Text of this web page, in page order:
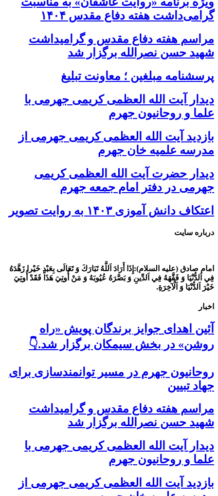
گرامی‌داشت هفته دفاع مقدس ۱۴۰۴
مراسم هفته دفاع مقدس و گرامیداشت
شهید حسن نصرالله برگزار شد
پرسشنامه مبلغین ؛ معاونت تبلیغ
دیدار آیت الله العظمی کریمی جهرمی با
علما و روحانیون جهرم
بازدید آیت الله العظمی کریمی جهرمی از
مدرسه علمیه خان جهرم
دیدار حضرت آیت الله العظمی کریمی
جهرمی در دفتر امام جمعه جهرم
اعتکاف دانش آموزی ۱۴۰۳ به روایت تصویر
درباره سایت
امام صادق (علیه السلام): إِذَا أَرَادَ اَللَّهُ تَبَارَكَ وَ تَعَالَى بِعَبْدٍ خَيْرا زَهَّدَهُ
فِي اَلدُّنْيَا وَ فَقَّهَهُ فِي اَلدِّينِ وَ بَصَّرَهُ عُيُوبَهُ وَ مَنْ أُوتِيَ هَذَا فَقَدْ أُوتِيَ
خَيْرَ اَلدُّنْيَا وَ اَلْآخِرَةِ.
اخبار
آئین اهدای جوایز برندگان پویش «راه
روشن» در بخش سیمکان برگزار شد.👇
روحانیون جهرم در مسیر توانمندسازی برای
جهاد تبیین
مراسم هفته دفاع مقدس و گرامیداشت
شهید حسن نصرالله برگزار شد
دیدار آیت الله العظمی کریمی جهرمی با
علما و روحانیون جهرم
بازدید آیت الله العظمی کریمی جهرمی از